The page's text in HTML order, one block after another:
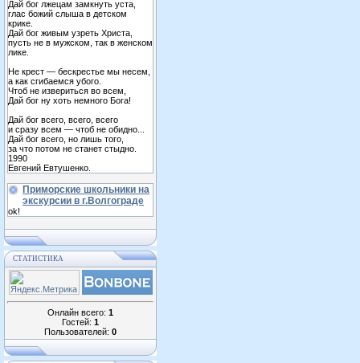
Дай бог лжецам замкнуть уста,
глас божий слыша в детском
крике.
Дай бог живым узреть Христа,
пусть не в мужском, так в женском
лике.
Не крест — бескрестье мы несем,
а как сгибаемся убого.
Чтоб не извериться во всем,
Дай бог ну хоть немного Бога!
Дай бог всего, всего, всего
и сразу всем — чтоб не обидно...
Дай бог всего, но лишь того,
за что потом не станет стыдно.
1990
Евгений Евтушенко.
Приморские школьники на
экскурсии в г.Волгограде
ok!
СТАТИСТИКА
Онлайн всего: 1
Гостей: 1
Пользователей: 0